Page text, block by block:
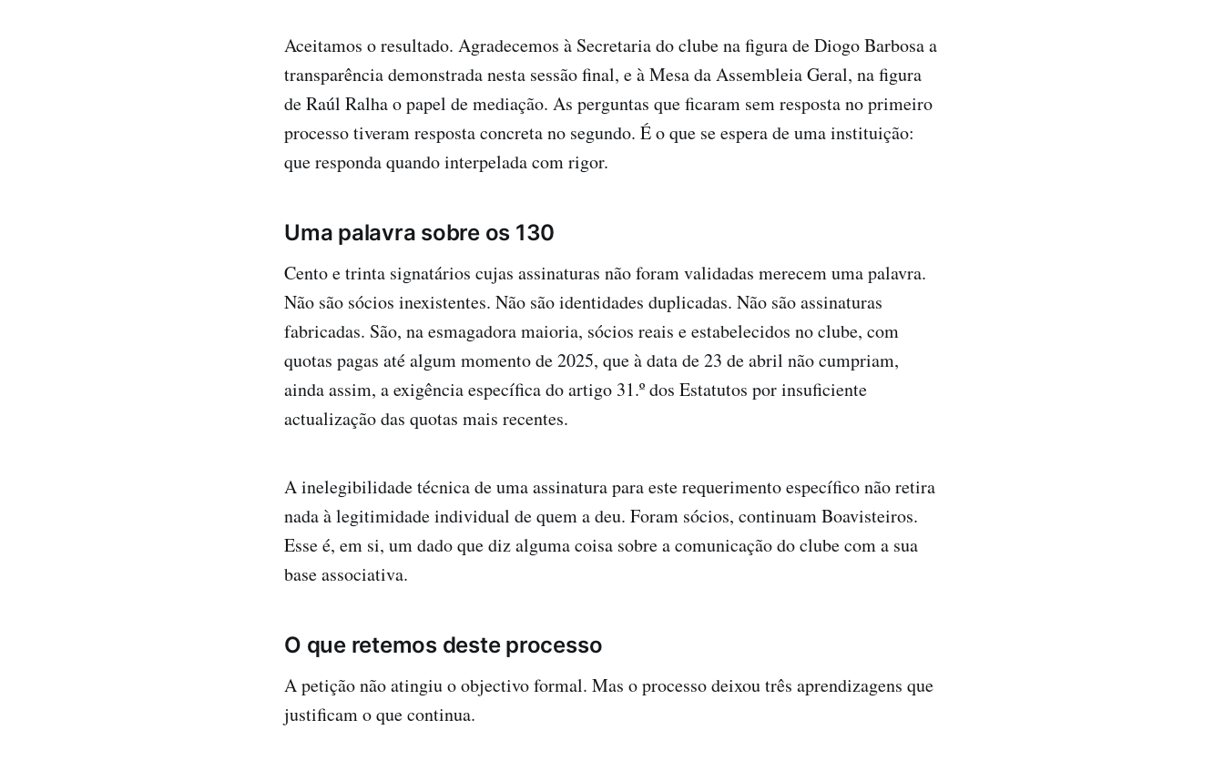
Aceitamos o resultado. Agradecemos à Secretaria do clube na figura de Diogo Barbosa a
transparência demonstrada nesta sessão final, e à Mesa da Assembleia Geral, na figura
de Raúl Ralha o papel de mediação. As perguntas que ficaram sem resposta no primeiro
processo tiveram resposta concreta no segundo. É o que se espera de uma instituição:
que responda quando interpelada com rigor.
Uma palavra sobre os 130
Cento e trinta signatários cujas assinaturas não foram validadas merecem uma palavra.
Não são sócios inexistentes. Não são identidades duplicadas. Não são assinaturas
fabricadas. São, na esmagadora maioria, sócios reais e estabelecidos no clube, com
quotas pagas até algum momento de 2025, que à data de 23 de abril não cumpriam,
ainda assim, a exigência específica do artigo 31.º dos Estatutos por insuficiente
actualização das quotas mais recentes.
A inelegibilidade técnica de uma assinatura para este requerimento específico não retira
nada à legitimidade individual de quem a deu. Foram sócios, continuam Boavisteiros.
Esse é, em si, um dado que diz alguma coisa sobre a comunicação do clube com a sua
base associativa.
O que retemos deste processo
A petição não atingiu o objectivo formal. Mas o processo deixou três aprendizagens que
justificam o que continua.